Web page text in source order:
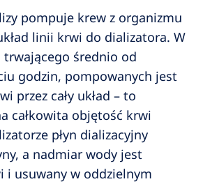
pompuje krew z organizmu
linii krwi do dializatora. W
średnio od
godzin, pompowanych jest
przez cały układ – to
całkowita objętość krwi
płyn dializacyjny
a nadmiar wody jest
i usuwany w oddzielnym